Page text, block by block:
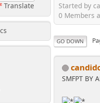
Translate
Started by
0 Members
GO DOWN
SMFPT BY